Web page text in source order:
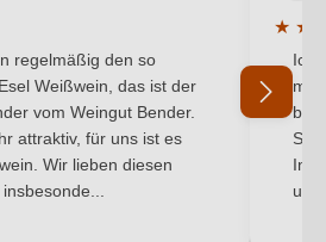
Bewertung von 5 von 5 Sternen
regelmäßig den so
Weißwein, das ist der
vom Weingut Bender.
attraktiv, für uns ist es
Wir lieben diesen
★ ★
Ich
mit
und